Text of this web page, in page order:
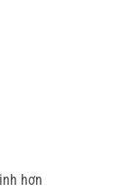
hơn